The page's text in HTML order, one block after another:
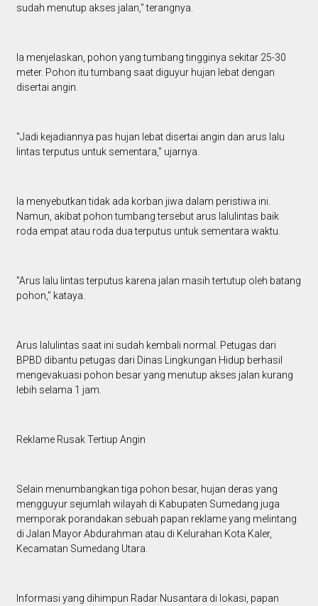
sudah menutup akses jalan," terangnya.
Ia menjelaskan, pohon yang tumbang tingginya sekitar 25-30
meter. Pohon itu tumbang saat diguyur hujan lebat dengan
disertai angin.
"Jadi kejadiannya pas hujan lebat disertai angin dan arus lalu
lintas terputus untuk sementara," ujarnya.
Ia menyebutkan tidak ada korban jiwa dalam peristiwa ini.
Namun, akibat pohon tumbang tersebut arus lalulintas baik
roda empat atau roda dua terputus untuk sementara waktu.
"Arus lalu lintas terputus karena jalan masih tertutup oleh batang
pohon," kataya.
Arus lalulintas saat ini sudah kembali normal. Petugas dari
BPBD dibantu petugas dari Dinas Lingkungan Hidup berhasil
mengevakuasi pohon besar yang menutup akses jalan kurang
lebih selama 1 jam.
Reklame Rusak Tertiup Angin
Selain menumbangkan tiga pohon besar, hujan deras yang
mengguyur sejumlah wilayah di Kabupaten Sumedang juga
memporak porandakan sebuah papan reklame yang melintang
di Jalan Mayor Abdurahman atau di Kelurahan Kota Kaler,
Kecamatan Sumedang Utara.
Informasi yang dihimpun Radar Nusantara di lokasi, papan